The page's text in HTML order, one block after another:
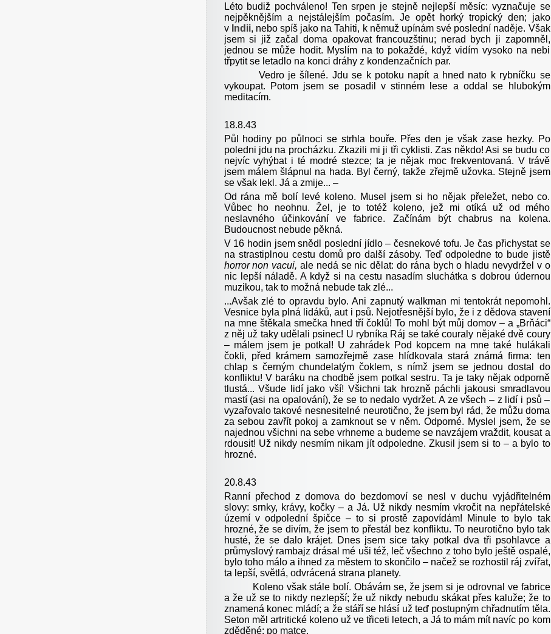
Léto budiž pochváleno! Ten srpen je stejně nejlepší měsíc: vyznačuje se
nejpěknějším a nejstálejším počasím. Je opět horký tropický den; jako
v Indii, nebo spíš jako na Tahiti, k němuž upínám své poslední naděje. Však
jsem si již začal doma opakovat francouzštinu; nerad bych ji zapomněl,
jednou se může hodit. Myslím na to pokaždé, když vidím vysoko na nebi
třpytit se letadlo na konci dráhy z kondenzačních par.
Vedro je šílené. Jdu se k potoku napít a hned nato k rybníčku se
vykoupat. Potom jsem se posadil v stinném lese a oddal se hlubokým
meditacím.
18.8.43
Půl hodiny po půlnoci se strhla bouře. Přes den je však zase hezky. Po
poledni jdu na procházku. Zkazili mi ji tři cyklisti. Zas někdo! Asi se budu co
nejvíc vyhýbat i té modré stezce; ta je nějak moc frekventovaná. V trávě
jsem málem šlápnul na hada. Byl černý, takže zřejmě užovka. Stejně jsem
se však lekl. Já a zmije... –
Od rána mě bolí levé koleno. Musel jsem si ho nějak přeležet, nebo co.
Vůbec ho neohnu. Žel, je to totéž koleno, jež mi otíká už od mého
neslavného účinkování ve fabrice. Začínám být chabrus na kolena.
Budoucnost nebude pěkná.
V 16 hodin jsem snědl poslední jídlo – česnekové tofu. Je čas přichystat se
na strastiplnou cestu domů pro další zásoby. Teď odpoledne to bude jistě
horror non vacui, ale nedá se nic dělat: do rána bych o hladu nevydržel v o
nic lepší náladě. A když si na cestu nasadím sluchátka s dobrou údernou
muzikou, tak to možná nebude tak zlé...
...Avšak zlé to opravdu bylo. Ani zapnutý walkman mi tentokrát nepomohl.
Vesnice byla plná lidáků, aut i psů. Nejotřesnější bylo, že i z dědova stavení
na mne štěkala smečka hned tří čoklů! To mohl být můj domov – a „Brňáci“
z něj už taky udělali psinec! U rybníka Ráj se také couraly nějaké dvě coury
– málem jsem je potkal! U zahrádek Pod kopcem na mne také hulákali
čokli, před krámem samozřejmě zase hlídkovala stará známá firma: ten
chlap s černým chundelatým čoklem, s nímž jsem se jednou dostal do
konfliktu! V baráku na chodbě jsem potkal sestru. Ta je taky nějak odporně
tlustá... Všude lidí jako vší! Všichni tak hrozně páchli jakousi smradlavou
mastí (asi na opalování), že se to nedalo vydržet. A ze všech – z lidí i psů –
vyzařovalo takové nesnesitelné neurotično, že jsem byl rád, že můžu doma
za sebou zavřít pokoj a zamknout se v něm. Odporné. Myslel jsem, že se
najednou všichni na sebe vrhneme a budeme se navzájem vraždit, kousat a
rdousit! Už nikdy nesmím nikam jít odpoledne. Zkusil jsem si to – a bylo to
hrozné.
20.8.43
Ranní přechod z domova do bezdomoví se nesl v duchu vyjádřitelném
slovy: srnky, krávy, kočky – a Já. Už nikdy nesmím vkročit na nepřátelské
území v odpolední špičce – to si prostě zapovídám! Minule to bylo tak
hrozné, že se divím, že jsem to přestál bez konfliktu. To neurotično bylo tak
husté, že se dalo krájet. Dnes jsem sice taky potkal dva tři psohlavce a
průmyslový rambajz drásal mé uši též, leč všechno z toho bylo ještě ospalé,
bylo toho málo a ihned za městem to skončilo – načež se rozhostil ráj zvířat,
ta lepší, světlá, odvrácená strana planety.
Koleno však stále bolí. Obávám se, že jsem si je odrovnal ve fabrice
a že už se to nikdy nezlepší; že už nikdy nebudu skákat přes kaluže; že to
znamená konec mládí; a že stáří se hlásí už teď postupným chřadnutím těla.
Seton měl artritické koleno už ve třiceti letech, a Já to mám mít navíc po kom
zděděné: po matce.